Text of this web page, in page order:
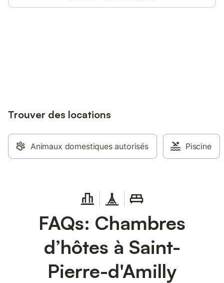
Trouver des locations
Animaux domestiques autorisés Piscine
FAQs: Chambres
d’hôtes à Saint-
Pierre-d'Amilly